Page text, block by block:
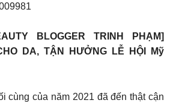
BLOGGER TRINH PHẠM]
DA, TẬN HƯỞNG LỄ HỘI Mỹ
cùng của năm 2021 đã đến thật cận